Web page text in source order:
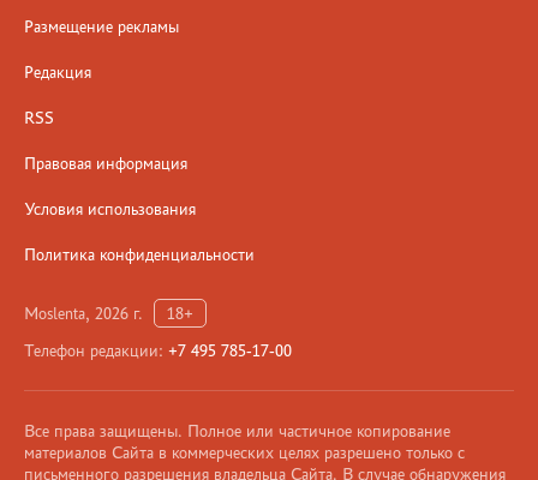
Размещение рекламы
Редакция
RSS
Правовая информация
Условия использования
Политика конфиденциальности
Moslenta, 2026 г.
18+
Телефон редакции: +7 495 785-17-00
Все права защищены. Полное или частичное копирование
материалов Сайта в коммерческих целях разрешено только с
письменного разрешения владельца Сайта. В случае обнаружения